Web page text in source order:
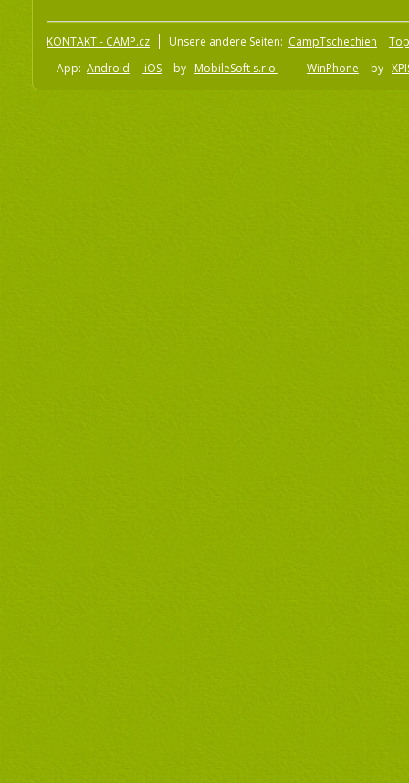
KONTAKT - CAMP.cz Unsere andere Seiten: CampTschechien
App: Android iOS by MobileSoft s.r.o WinPhone by